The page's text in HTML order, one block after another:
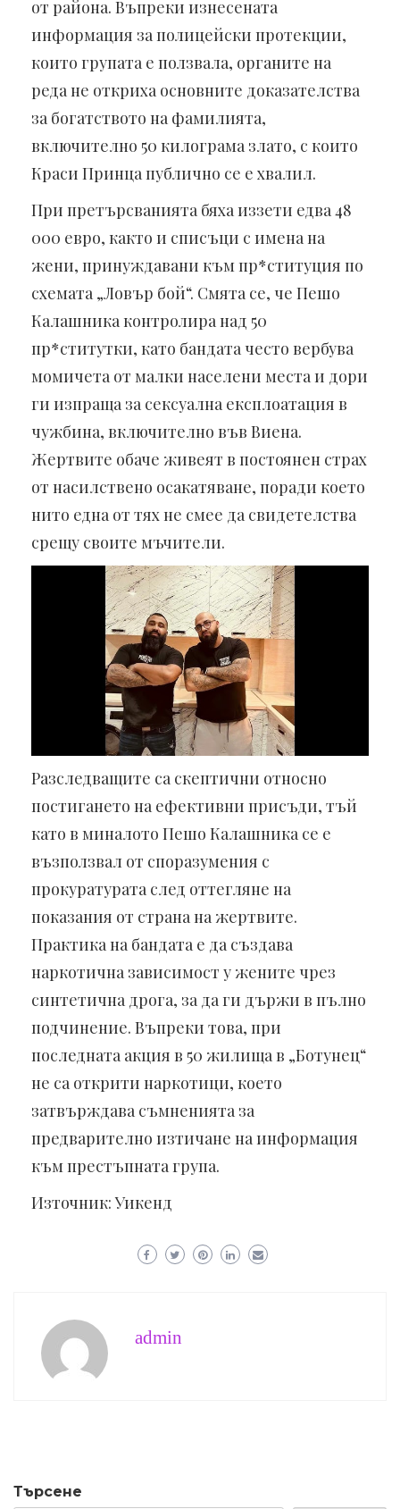
от района. Въпреки изнесената
информация за полицейски протекции,
които групата е ползвала, органите на
реда не откриха основните доказателства
за богатството на фамилията,
включително 50 килограма злато, с които
Краси Принца публично се е хвалил.
При претърсванията бяха иззети едва 48
000 евро, както и списъци с имена на
жени, принуждавани към пр*ституция по
схемата „Ловър бой“. Смята се, че Пешо
Калашника контролира над 50
пр*ститутки, като бандата често вербува
момичета от малки населени места и дори
ги изпраща за сексуална експлоатация в
чужбина, включително във Виена.
Жертвите обаче живеят в постоянен страх
от насилствено осакатяване, поради което
нито една от тях не смее да свидетелства
срещу своите мъчители.
Разследващите са скептични относно
постигането на ефективни присъди, тъй
като в миналото Пешо Калашника се е
възползвал от споразумения с
прокуратурата след оттегляне на
показания от страна на жертвите.
Практика на бандата е да създава
наркотична зависимост у жените чрез
синтетична дрога, за да ги държи в пълно
подчинение. Въпреки това, при
последната акция в 50 жилища в „Ботунец“
не са открити наркотици, което
затвърждава съмненията за
предварително изтичане на информация
към престъпната група.
Източник: Уикенд
admin
Търсене